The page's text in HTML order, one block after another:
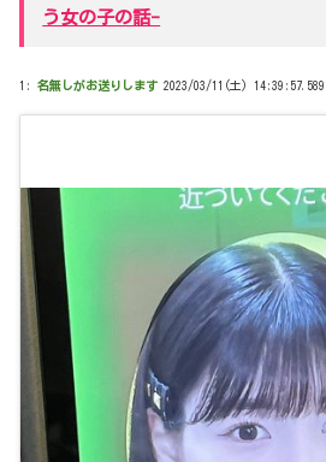
う女の子の話-
1: 名無しがお送りします 2023/03/11(土) 14:39:57.589